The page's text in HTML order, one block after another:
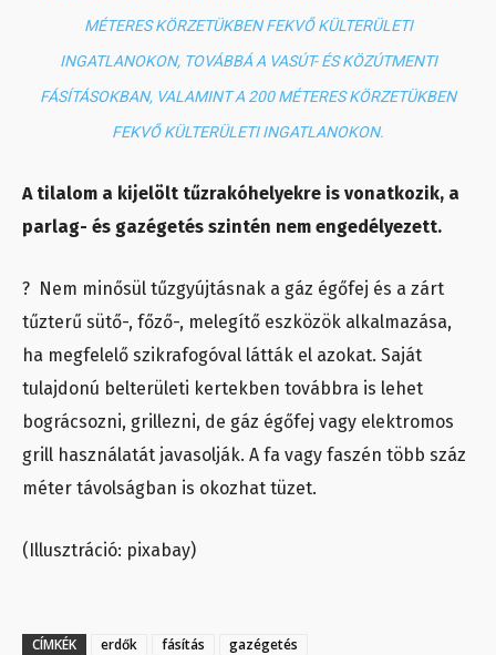
MÉTERES KÖRZETÜKBEN FEKVŐ KÜLTERÜLETI
INGATLANOKON, TOVÁBBÁ A VASÚT- ÉS KÖZÚTMENTI
FÁSÍTÁSOKBAN, VALAMINT A 200 MÉTERES KÖRZETÜKBEN
FEKVŐ KÜLTERÜLETI INGATLANOKON.
A tilalom a kijelölt tűzrakóhelyekre is vonatkozik, a
parlag- és gazégetés szintén nem engedélyezett.
? Nem minősül tűzgyújtásnak a gáz égőfej és a zárt
tűzterű sütő-, főző-, melegítő eszközök alkalmazása,
ha megfelelő szikrafogóval látták el azokat. Saját
tulajdonú belterületi kertekben továbbra is lehet
bográcsozni, grillezni, de gáz égőfej vagy elektromos
grill használatát javasolják. A fa vagy faszén több száz
méter távolságban is okozhat tüzet.
(Illusztráció: pixabay)
CÍMKÉK erdők fásítás
gazégetés